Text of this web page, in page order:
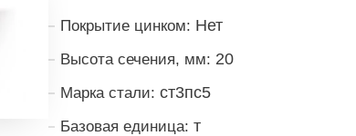
Покрытие цинком: Нет
Высота сечения, мм: 20
Марка стали: ст3пс5
Базовая единица: т